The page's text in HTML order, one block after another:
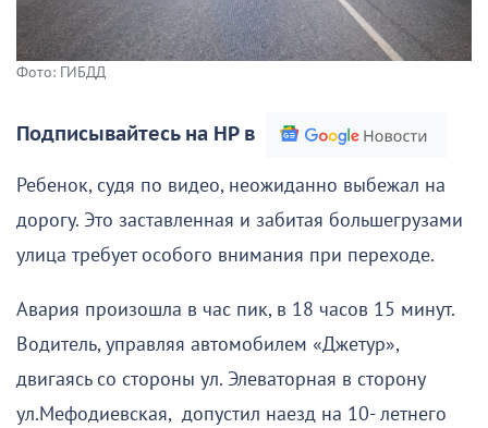
Фото: ГИБДД
Подписывайтесь на НР в
Ребенок, судя по видео, неожиданно выбежал на
дорогу. Это заставленная и забитая большегрузами
улица требует особого внимания при переходе.
Авария произошла в час пик, в 18 часов 15 минут.
Водитель, управляя автомобилем «Джетур»,
двигаясь со стороны ул. Элеваторная в сторону
ул.Мефодиевская, допустил наезд на 10- летнего